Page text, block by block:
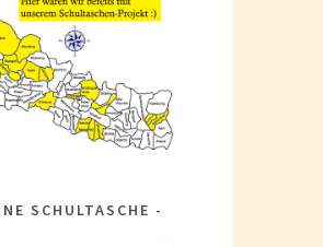
SCHULTASCHE